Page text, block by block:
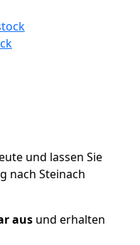
und lassen Sie
nach Steinach
aus und erhalten